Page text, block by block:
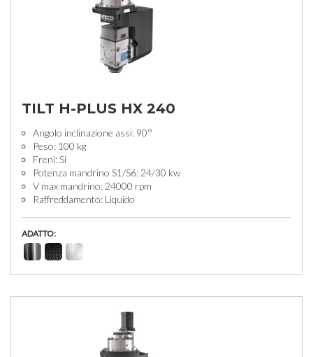
TILT H-PLUS HX 240
Angolo inclinazione assi: 90°
Peso: 100 kg
Freni: Si
Potenza mandrino S1/S6: 24/30 kw
V max mandrino: 24000 rpm
Raffreddamento: Liquido
ADATTO: